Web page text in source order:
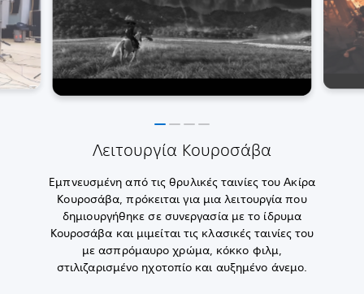
Λειτουργία Κουροσάβα
Εμπνευσμένη από τις θρυλικές ταινίες του Ακίρα
Κουροσάβα, πρόκειται για μια λειτουργία που
δημιουργήθηκε σε συνεργασία με το ίδρυμα
Κουροσάβα και μιμείται τις κλασικές ταινίες του
με ασπρόμαυρο χρώμα, κόκκο φιλμ,
στιλιζαρισμένο ηχοτοπίο και αυξημένο άνεμο.